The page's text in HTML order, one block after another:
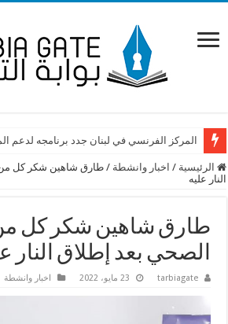
المركز الفرنسي في لبنان جدد برنامجه لدعم
الرئيسية / اخبار وانشطة / طارق شاهين شكر كل من
النار عليه
طارق شاهين شكر كل
الصحي بعد إطلاق النار
tarbiagate 23 مايو، 2022 اخبار وانشطة